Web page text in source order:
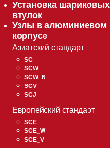
Установка шариковых
втулок
Узлы в алюминиевом
корпусе
Азиатский стандарт
SC
SCW
SCW_N
SCV
SCJ
Европейский стандарт
SCE
SCE_W
SCE_V